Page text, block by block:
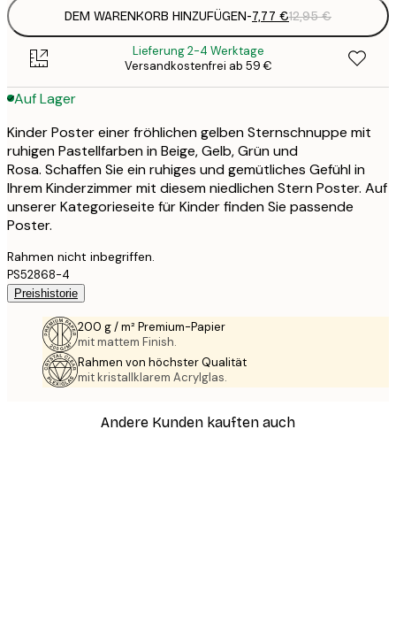
DEM WARENKORB HINZUFÜGEN-7,77 €12,95 €
Lieferung 2-4 Werktage
Versandkostenfrei ab 59 €
Auf Lager
Kinder Poster einer fröhlichen gelben Sternschnuppe mit
ruhigen Pastellfarben in Beige, Gelb, Grün und
Rosa. Schaffen Sie ein ruhiges und gemütliches Gefühl in
Ihrem Kinderzimmer mit diesem niedlichen Stern Poster. Auf
unserer Kategorieseite für Kinder finden Sie passende
Poster.
Rahmen nicht inbegriffen.
PS52868-4
Preishistorie
200 g / m² Premium-Papier
mit mattem Finish.
Rahmen von höchster Qualität
mit kristallklarem Acrylglas.
Andere Kunden kauften auch